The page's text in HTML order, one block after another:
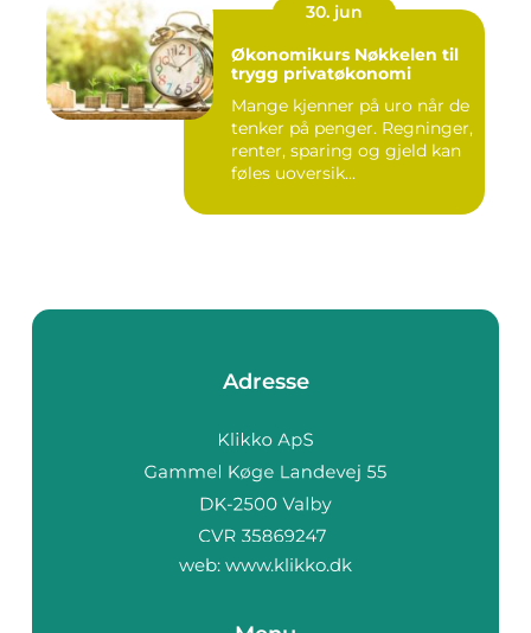
30. jun
Økonomikurs Nøkkelen til
trygg privatøkonomi
Mange kjenner på uro når de
tenker på penger. Regninger,
renter, sparing og gjeld kan
føles uoversik...
Adresse
web: www.klikko.dk